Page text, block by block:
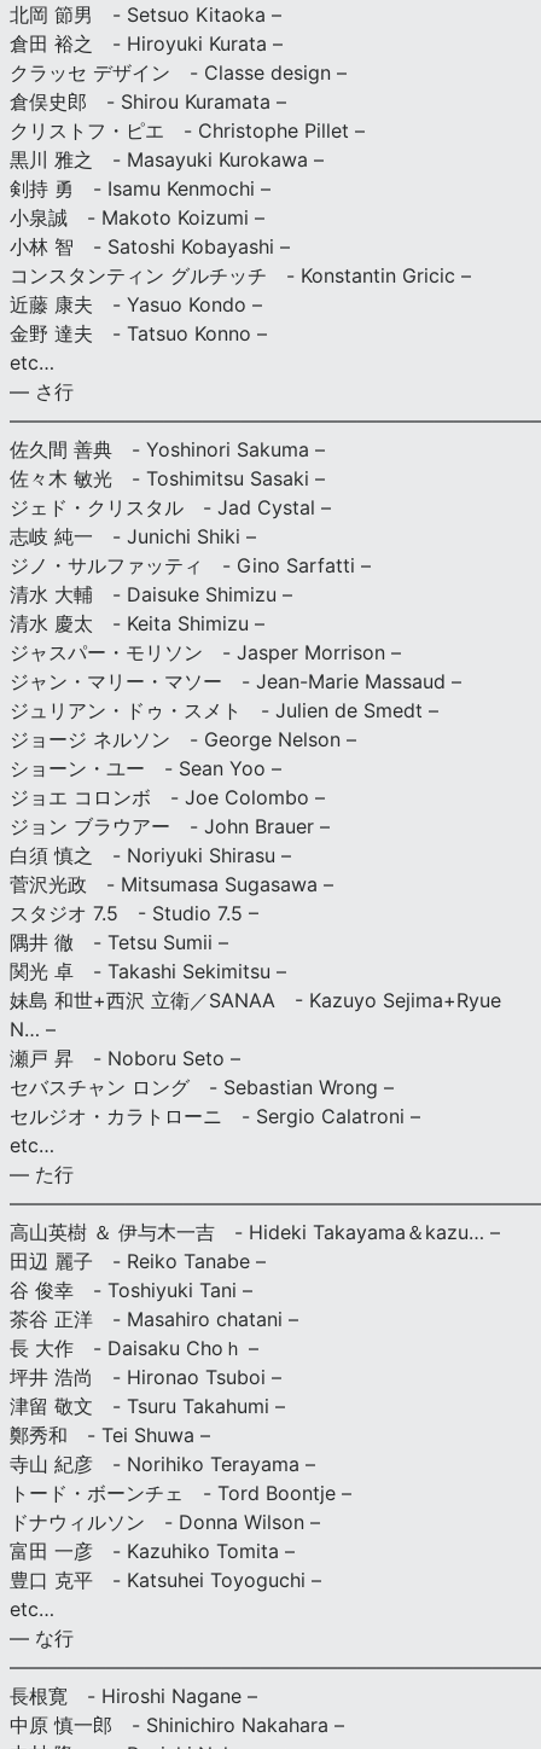
北岡 節男 - Setsuo Kitaoka –
倉田 裕之 - Hiroyuki Kurata –
クラッセ デザイン - Classe design –
倉俣史郎 - Shirou Kuramata –
クリストフ・ピエ - Christophe Pillet –
黒川 雅之 - Masayuki Kurokawa –
剣持 勇 - Isamu Kenmochi –
小泉誠 - Makoto Koizumi –
小林 智 - Satoshi Kobayashi –
コンスタンティン グルチッチ - Konstantin Gricic –
近藤 康夫 - Yasuo Kondo –
金野 達夫 - Tatsuo Konno –
etc…
— さ行
佐久間 善典 - Yoshinori Sakuma –
佐々木 敏光 - Toshimitsu Sasaki –
ジェド・クリスタル - Jad Cystal –
志岐 純一 - Junichi Shiki –
ジノ・サルファッティ - Gino Sarfatti –
清水 大輔 - Daisuke Shimizu –
清水 慶太 - Keita Shimizu –
ジャスパー・モリソン - Jasper Morrison –
ジャン・マリー・マソー - Jean-Marie Massaud –
ジュリアン・ドゥ・スメト - Julien de Smedt –
ジョージ ネルソン - George Nelson –
ショーン・ユー - Sean Yoo –
ジョエ コロンボ - Joe Colombo –
ジョン ブラウアー - John Brauer –
白須 慎之 - Noriyuki Shirasu –
菅沢光政 - Mitsumasa Sugasawa –
スタジオ 7.5 - Studio 7.5 –
隅井 徹 - Tetsu Sumii –
関光 卓 - Takashi Sekimitsu –
妹島 和世+西沢 立衛／SANAA - Kazuyo Sejima+Ryue
N… –
瀬戸 昇 - Noboru Seto –
セバスチャン ロング - Sebastian Wrong –
セルジオ・カラトローニ - Sergio Calatroni –
etc…
— た行
高山英樹 ＆ 伊与木一吉 - Hideki Takayama＆kazu… –
田辺 麗子 - Reiko Tanabe –
谷 俊幸 - Toshiyuki Tani –
茶谷 正洋 - Masahiro chatani –
長 大作 - Daisaku Choｈ –
坪井 浩尚 - Hironao Tsuboi –
津留 敬文 - Tsuru Takahumi –
鄭秀和 - Tei Shuwa –
寺山 紀彦 - Norihiko Terayama –
トード・ボーンチェ - Tord Boontje –
ドナウィルソン - Donna Wilson –
富田 一彦 - Kazuhiko Tomita –
豊口 克平 - Katsuhei Toyoguchi –
etc…
— な行
長根寛 - Hiroshi Nagane –
中原 慎一郎 - Shinichiro Nakahara –